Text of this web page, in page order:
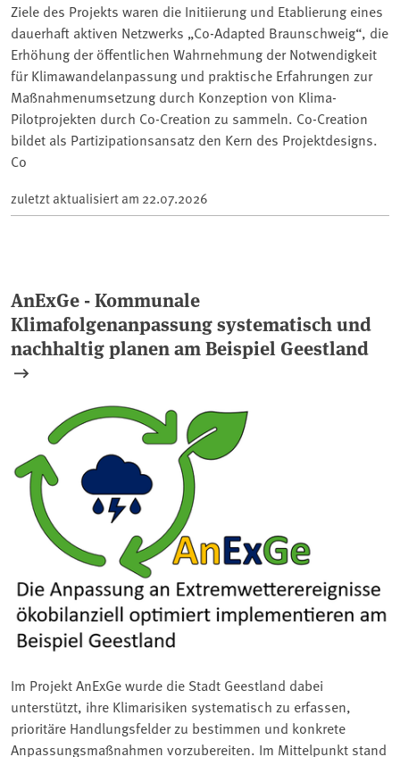
Ziele des Projekts waren die Initiierung und Etablierung eines
dauerhaft aktiven Netzwerks „Co-Adapted Braunschweig“, die
Erhöhung der öffentlichen Wahrnehmung der Notwendigkeit
für Klimawandelanpassung und praktische Erfahrungen zur
Maßnahmenumsetzung durch Konzeption von Klima-
Pilotprojekten durch Co-Creation zu sammeln. Co-Creation
bildet als Partizipationsansatz den Kern des Projektdesigns.
Co
zuletzt aktualisiert am 22.07.2026
AnExGe - Kommunale
Klimafolgenanpassung systematisch und
nachhaltig planen am Beispiel Geestland
Im Projekt AnExGe wurde die Stadt Geestland dabei
unterstützt, ihre Klimarisiken systematisch zu erfassen,
prioritäre Handlungsfelder zu bestimmen und konkrete
Anpassungsmaßnahmen vorzubereiten. Im Mittelpunkt stand